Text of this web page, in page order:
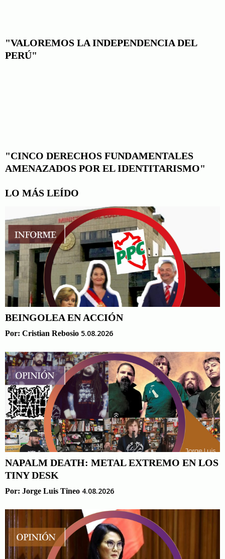
"VALOREMOS LA INDEPENDENCIA DEL
PERÚ"
"CINCO DERECHOS FUNDAMENTALES
AMENAZADOS POR EL IDENTITARISMO"
LO MÁS LEÍDO
BEINGOLEA EN ACCIÓN
Por: Cristian Rebosio 5.08.2026
NAPALM DEATH: METAL EXTREMO EN LOS
TINY DESK
Por: Jorge Luis Tineo 4.08.2026